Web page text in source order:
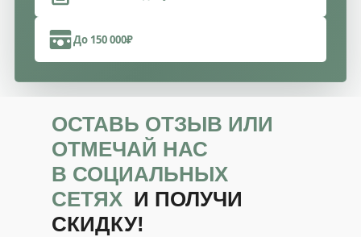
До 150 000₽
ОСТАВЬ ОТЗЫВ ИЛИ
ОТМЕЧАЙ НАС
В СОЦИАЛЬНЫХ
СЕТЯХ И ПОЛУЧИ
СКИДКУ!